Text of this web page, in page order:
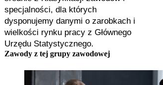
specjalności, dla których
dysponujemy danymi o zarobkach i
wielkości rynku pracy z Głównego
Urzędu Statystycznego.
Zawody z tej grupy zawodowej